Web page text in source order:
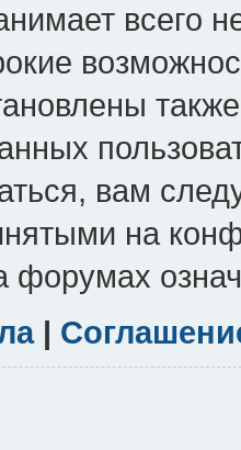
всего
вам
на
форумах
|